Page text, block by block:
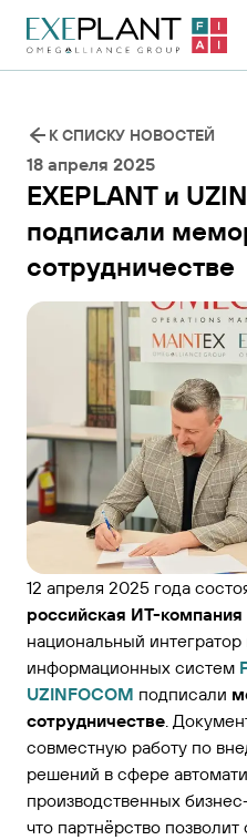
На главную
страницу
18 апреля 2025
EXEPLANT и
подписали
сотрудничестве
12 апреля 2025 года
российская ИТ-компания
национальный
информационных систем
UZINFOCOM подписали
сотрудничестве .
совместную работу по
решений в сфере
производственных
что партнёрство
К СПИСКУ НОВОСТЕЙ